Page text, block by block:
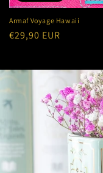
Armaf Voyage Hawaii
Preço
€29,90 EUR